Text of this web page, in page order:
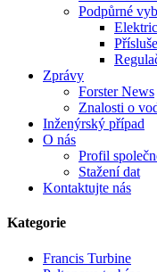
Podpůrné
Zprávy
Forster News
Znalosti o
Inženýrský případ
O nás
Profil
Stažení dat
Kontaktujte nás
Kategorie
Francis Turbine